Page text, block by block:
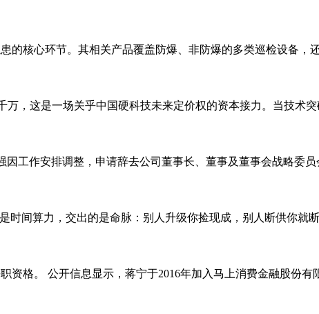
核心环节。其相关产品覆盖防爆、非防爆的多类巡检设备，
，这是一场关乎中国硬科技未来定价权的资本接力。当技术
工作安排调整，申请辞去公司董事长、董事及董事会战略委
间算力，交出的是命脉：别人升级你捡现成，别人断供你就
格。 公开信息显示，蒋宁于2016年加入马上消费金融股份有